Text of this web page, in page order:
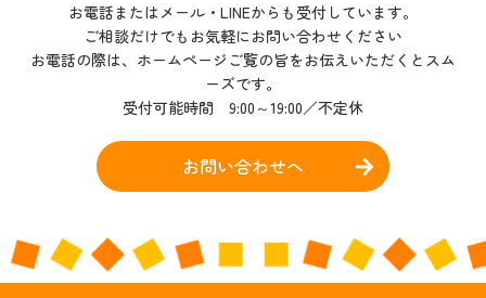
お電話またはメール・LINEからも受付しています。
ご相談だけでもお気軽にお問い合わせください
お電話の際は、ホームページご覧の旨をお伝えいただくとスム
ーズです。
受付可能時間 9:00～19:00／不定休
お問い合わせへ